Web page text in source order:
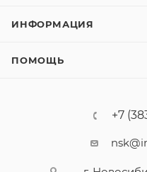
ИНФОРМАЦИЯ
ПОМОЩЬ
+7